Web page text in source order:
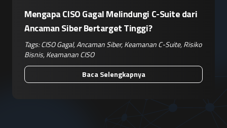
Mengapa CISO Gagal Melindungi C-Suite dari
Ancaman Siber Bertarget Tinggi?
Tags:CISO Gagal,Ancaman Siber,Keamanan C-Suite,Risiko
Bisnis,Keamanan CISO
Baca Selengkapnya